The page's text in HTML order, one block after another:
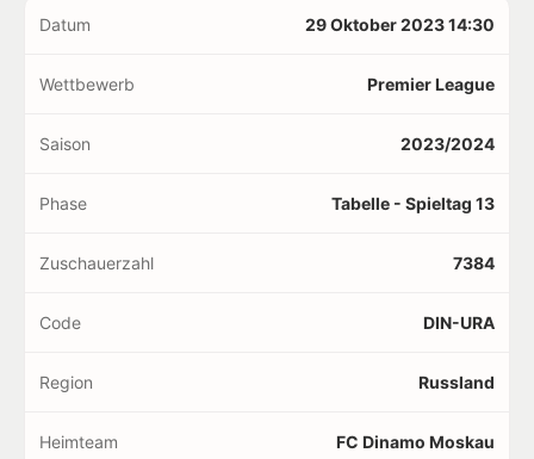
Datum 29 Oktober 2023 14:30
Wettbewerb Premier League
Saison 2023/2024
Phase Tabelle - Spieltag 13
Zuschauerzahl 7384
Code DIN-URA
Region Russland
Heimteam FC Dinamo Moskau